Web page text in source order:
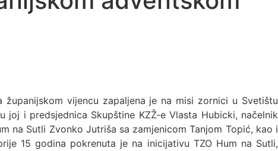
vijencu zapaljena je na misi zornici u Svetištu
i predsjednica Skupštine KZŽ-e Vlasta Hubicki, načelnik
na Sutli Zvonko Jutriša sa zamjenicom Tanjom Topić, kao i
15 godina pokrenuta je na inicijativu TZO Hum na Sutli,